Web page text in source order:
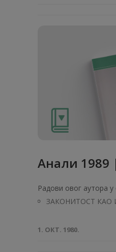
Анали 1989
Радови овог аутора у
ЗАКОНИТОСТ КАО
1. ОКТ. 1980.